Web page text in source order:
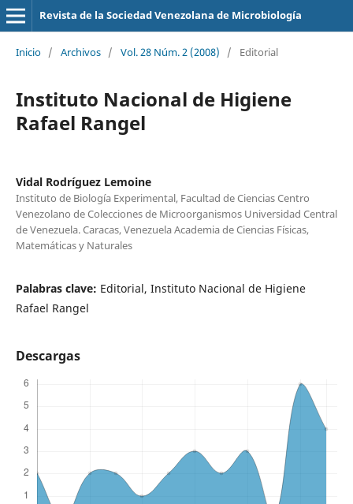
Revista de la Sociedad Venezolana de Microbiología
Inicio / Archivos / Vol. 28 Núm. 2 (2008) / Editorial
Instituto Nacional de Higiene
Rafael Rangel
Vidal Rodríguez Lemoine
Instituto de Biología Experimental, Facultad de Ciencias Centro
Venezolano de Colecciones de Microorganismos Universidad Central
de Venezuela. Caracas, Venezuela Academia de Ciencias Físicas,
Matemáticas y Naturales
Palabras clave: Editorial, Instituto Nacional de Higiene
Rafael Rangel
Descargas